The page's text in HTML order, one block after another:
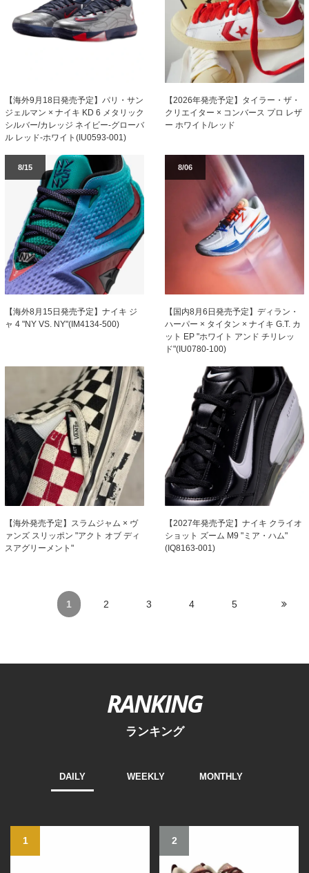
【海外9月18日発売予定】パリ・サン
ジェルマン × ナイキ KD 6 メタリック
シルバー/カレッジ ネイビー-グローバ
ル レッド-ホワイト(IU0593-001)
【2026年発売予定】タイラー・ザ・
クリエイター × コンバース プロ レザ
ー ホワイト/レッド
8/15
【海外8月15日発売予定】ナイキ ジ
ャ 4 "NY VS. NY"(IM4134-500)
8/06
【国内8月6日発売予定】ディラン・
ハーパー × タイタン × ナイキ G.T. カ
ット EP "ホワイト アンド チリレッ
ド"(IU0780-100)
【海外発売予定】スラムジャム × ヴ
ァンズ スリッポン "アクト オブ ディ
スアグリーメント"
【2027年発売予定】ナイキ クライオ
ショット ズーム M9 "ミア・ハム"
(IQ8163-001)
1 2 3 4 5
RANKING
ランキング
DAILY WEEKLY MONTHLY
1 2